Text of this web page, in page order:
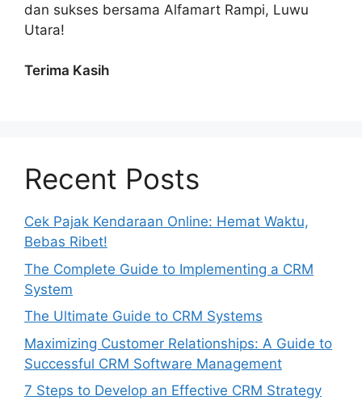
dan sukses bersama Alfamart Rampi, Luwu
Utara!
Terima Kasih
Recent Posts
Cek Pajak Kendaraan Online: Hemat Waktu,
Bebas Ribet!
The Complete Guide to Implementing a CRM
System
The Ultimate Guide to CRM Systems
Maximizing Customer Relationships: A Guide to
Successful CRM Software Management
7 Steps to Develop an Effective CRM Strategy